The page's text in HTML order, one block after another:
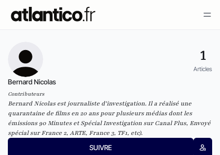
1
Articles
Bernard Nicolas
Contributeurs
Bernard Nicolas est journaliste d'investigation. Il a réalisé une
quarantaine de films en 20 ans pour plusieurs médias dont les
émissions 90 Minutes et Spécial Investigation sur Canal Plus, Envoyé
spécial sur France 2, ARTE, France 3, TF1, etc).
SUIVRE